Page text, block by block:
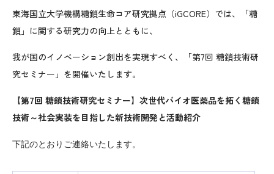
東海国立大学機構糖鎖生命コア研究拠点（iGCORE）では、「糖
鎖」に関する研究力の向上とともに、
我が国のイノベーション創出を実現すべく、「第7回 糖鎖技術研
究セミナー」を開催いたします。
【第7回 糖鎖技術研究セミナー】次世代バイオ医薬品を拓く糖鎖
技術～社会実装を目指した新技術開発と活動紹介
下記のとおりご連絡いたします。